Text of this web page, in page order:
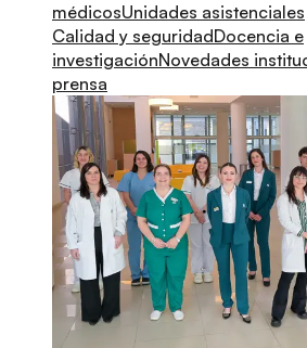
médicosUnidades asistenciales
Calidad y seguridadDocencia e
investigaciónNovedades
prensa